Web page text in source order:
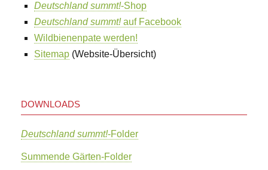
Deutschland summt!-Shop
Deutschland summt!auf Facebook
Wildbienenpate werden!
Sitemap (Website-Übersicht)
DOWNLOADS
Deutschland summt!-Folder
Summende Gärten-Folder